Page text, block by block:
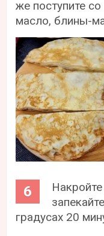
же поступите
масло, блины-
градусах 20